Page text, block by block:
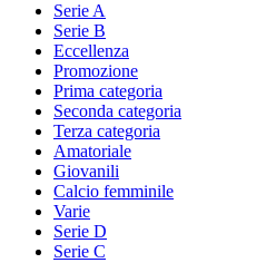
Serie A
Serie B
Eccellenza
Promozione
Prima categoria
Seconda categoria
Terza categoria
Amatoriale
Giovanili
Calcio femminile
Varie
Serie D
Serie C